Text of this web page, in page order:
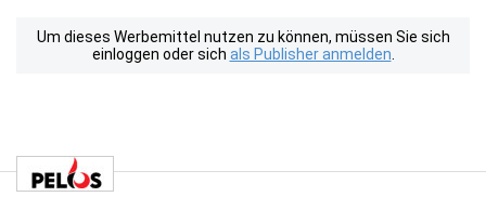
Um dieses Werbemittel nutzen zu können, müssen Sie sich
einloggen oder sich als Publisher anmelden